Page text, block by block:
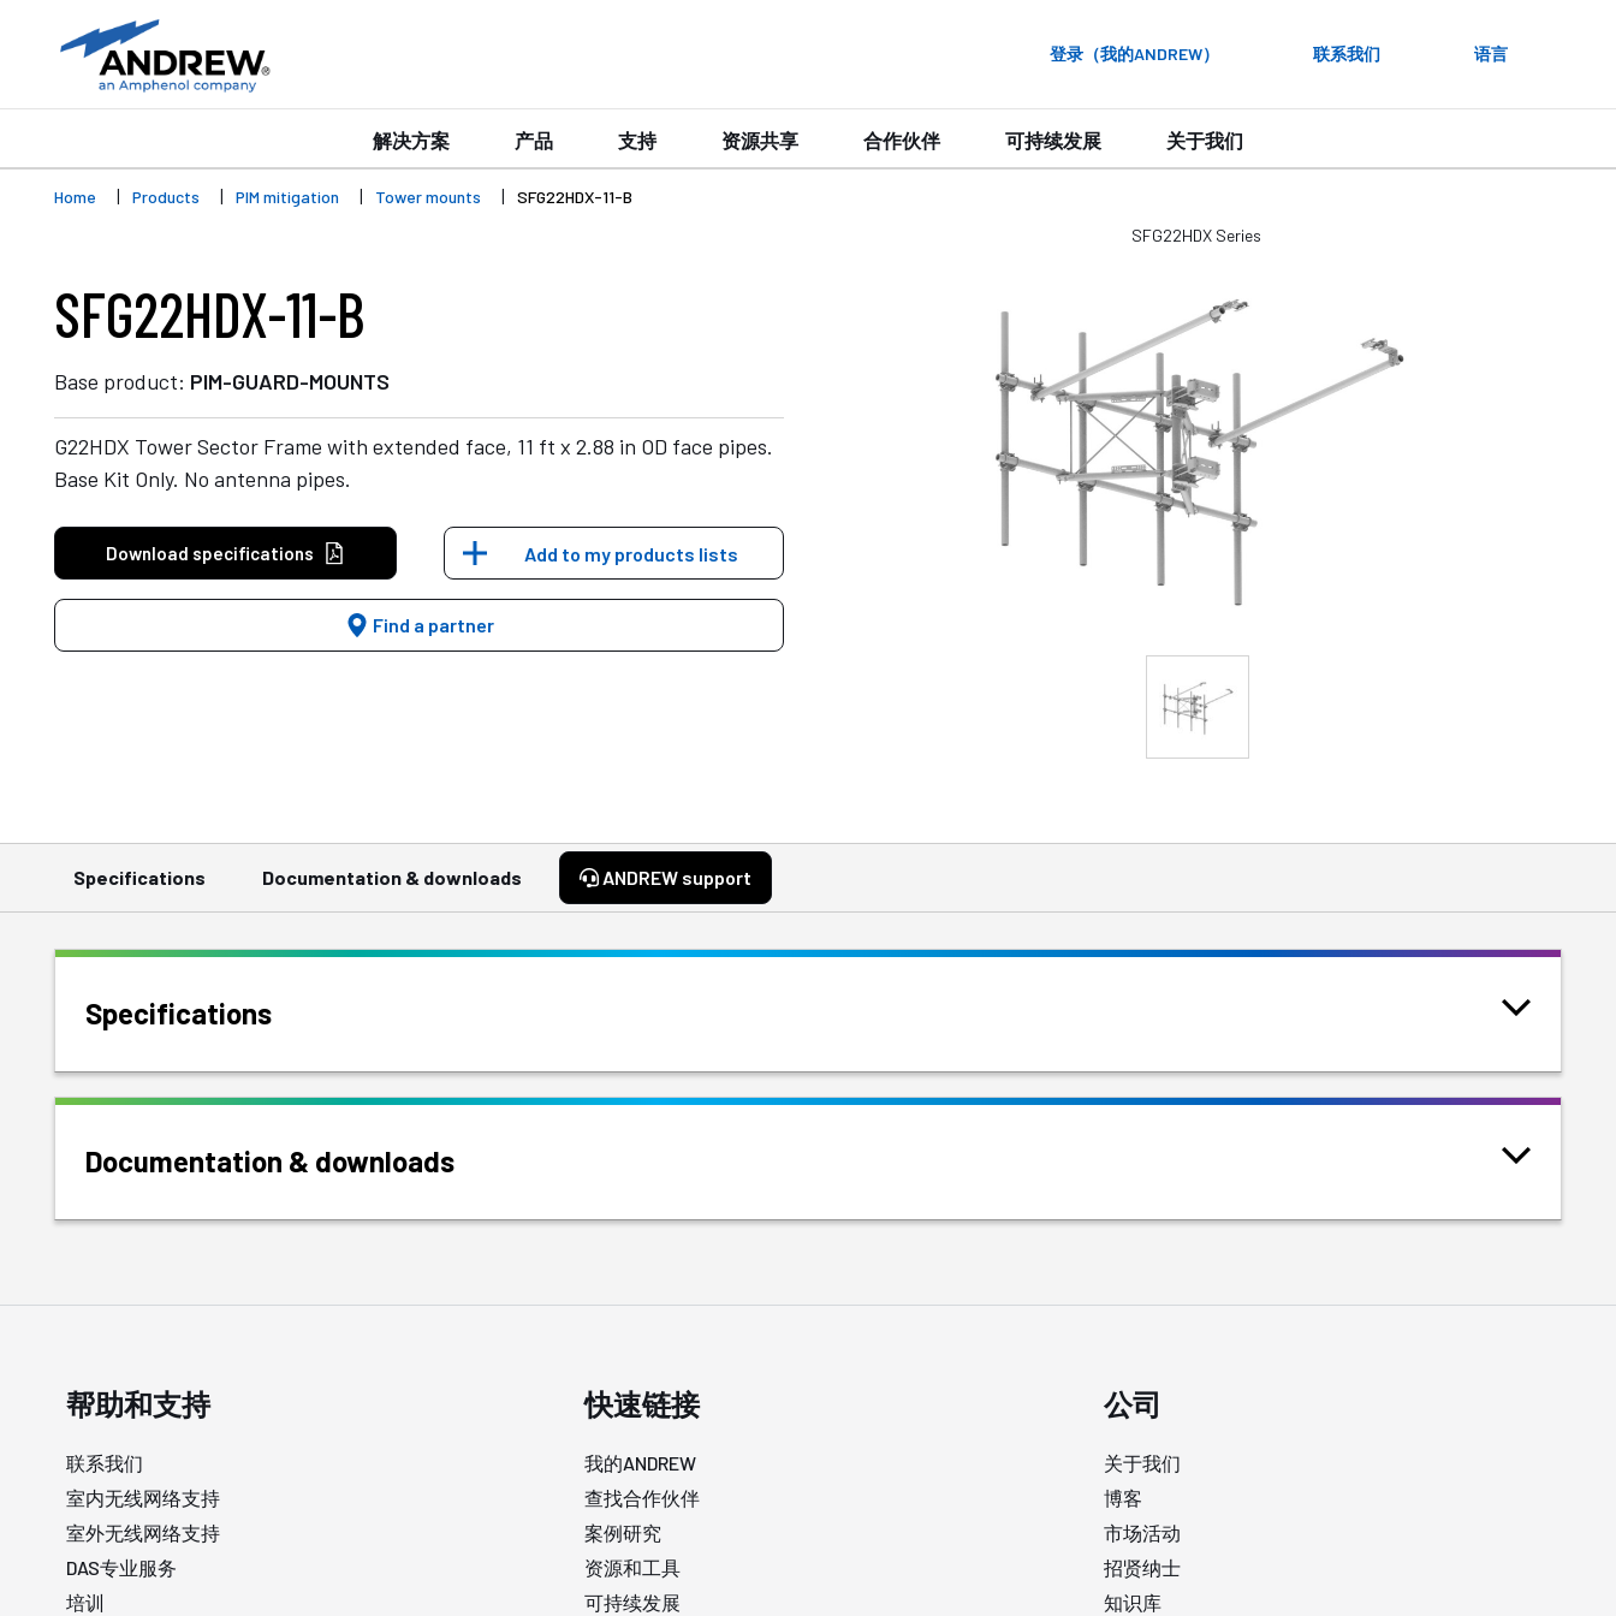
登录（我的ANDREW） 联系我们 语言
解决方案 产品 支持 资源共享 合作伙伴 可持续发展 关于我们
Home Products PIM mitigation Tower mounts SFG22HDX-11-B
SFG22HDX-11-B
Base product: PIM-GUARD-MOUNTS
G22HDX Tower Sector Frame with extended face, 11 ft x 2.88 in OD face pipes.
Base Kit Only. No antenna pipes.
Download specifications Add to my products lists
Find a partner
SFG22HDX Series
Specifications Documentation & downloads ANDREW support
Specifications
Documentation & downloads
帮助和支持
联系我们
室内无线网络支持
室外无线网络支持
DAS专业服务
培训
快速链接
我的ANDREW
查找合作伙伴
案例研究
资源和工具
可持续发展
公司
关于我们
博客
市场活动
招贤纳士
知识库